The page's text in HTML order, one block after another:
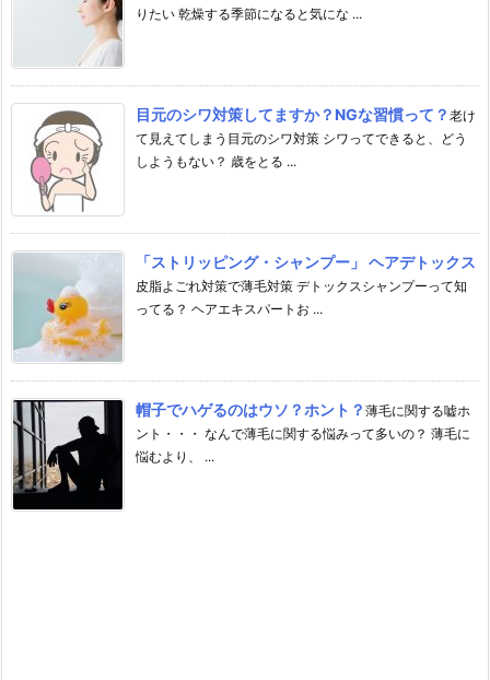
りたい 乾燥する季節になると気にな ...
目元のシワ対策してますか？NGな習慣って？ 老け
て見えてしまう目元のシワ対策 シワってできると、どう
しようもない？ 歳をとる ...
「ストリッピング・シャンプー」 ヘアデトックス
皮脂よごれ対策で薄毛対策 デトックスシャンプーって知
ってる？ ヘアエキスパートお ...
帽子でハゲるのはウソ？ホント？ 薄毛に関する嘘ホ
ント・・・ なんで薄毛に関する悩みって多いの？ 薄毛に
悩むより、 ...